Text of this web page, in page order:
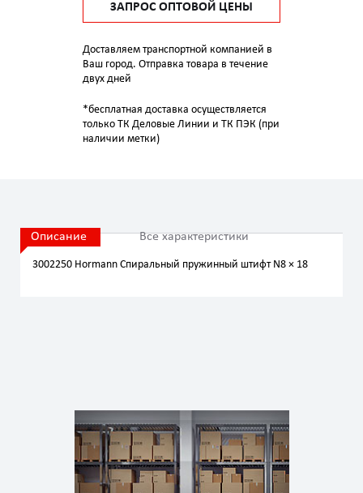
ЗАПРОС ОПТОВОЙ ЦЕНЫ
Доставляем транспортной компанией в
Ваш город. Отправка товара в течение
двух дней
*бесплатная доставка осуществляется
только ТК Деловые Линии и ТК ПЭК (при
наличии метки)
Описание Все характеристики
3002250 Hormann Спиральный пружинный штифт N8 × 18